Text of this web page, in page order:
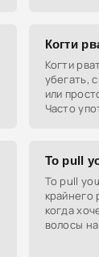
Когти
Когти
убегать,
или
Часто
To pull
To pull
крайнего
когда
волосы